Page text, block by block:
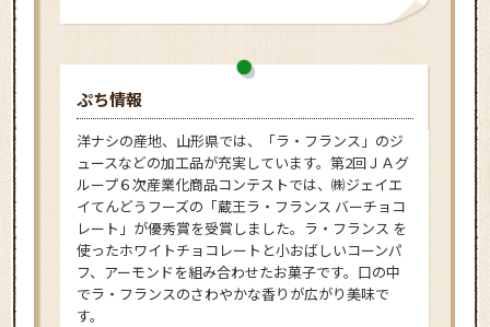
ぷち情報
洋ナシの産地、山形県では、「ラ・フランス」のジ
ュースなどの加工品が充実しています。第2回ＪＡグ
ループ６次産業化商品コンテストでは、㈱ジェイエ
イてんどうフーズの「蔵王ラ・フランス バーチョコ
レート」が優秀賞を受賞しました。ラ・フランス を
使ったホワイトチョコレートと小おばしいコーンパ
フ、アーモンドを組み合わせたお菓子です。口の中
でラ・フランスのさわやかな香りが広がり美味で
す。